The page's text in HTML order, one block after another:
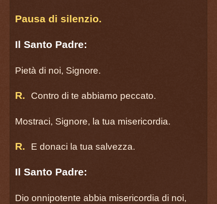
T’ADORIAM, OSTIA DIVINA
O VITA DELLA MIA ANIMA
O SIGNORE, RACCOGLI I TUOI FIGLI
PREGHIERA LITANICA
página 84
TANTUM ERGO
Orazione
Acclamazioni
Pausa di silenzio.
Il Santo Padre:
Pietà di noi, Signore.
R. Contro di te abbiamo peccato.
Mostraci, Signore, la tua misericordia.
R. E donaci la tua salvezza.
Il Santo Padre:
Dio onnipotente abbia misericordia di noi,